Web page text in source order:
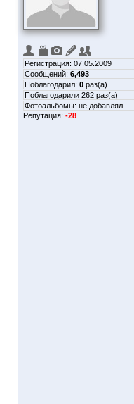
Регистрация: 07.05.2009
Сообщений: 6,493
Поблагодарил: 0 раз(а)
Поблагодарили 262 раз(а)
Фотоальбомы: не добавлял
Репутация: -28